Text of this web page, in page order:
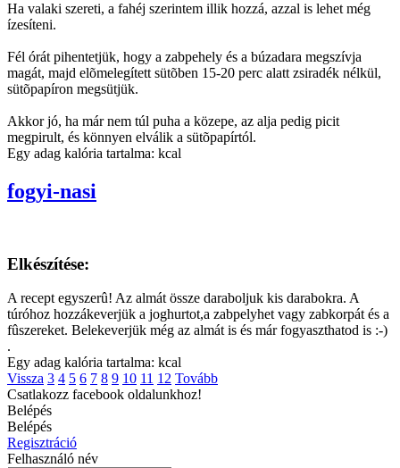
Ha valaki szereti, a fahéj szerintem illik hozzá, azzal is lehet még
ízesíteni.
Fél órát pihentetjük, hogy a zabpehely és a búzadara megszívja
magát, majd elõmelegített sütõben 15-20 perc alatt zsiradék nélkül,
sütõpapíron megsütjük.
Akkor jó, ha már nem túl puha a közepe, az alja pedig picit
megpirult, és könnyen elválik a sütõpapírtól.
Egy adag kalória tartalma: kcal
fogyi-nasi
Elkészítése:
A recept egyszerû! Az almát össze daraboljuk kis darabokra. A
túróhoz hozzákeverjük a joghurtot,a zabpelyhet vagy zabkorpát és a
fûszereket. Belekeverjük még az almát is és már fogyaszthatod is :-)
.
Egy adag kalória tartalma: kcal
Vissza 3 4 5 6 7 8 9 10 11 12 Tovább
Csatlakozz facebook oldalunkhoz!
Belépés
Belépés
Regisztráció
Felhasználó név